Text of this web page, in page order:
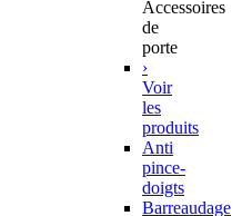
Accessoires
de
porte
›
Voir
les
produits
Anti
pince-
doigts
Barreaudage